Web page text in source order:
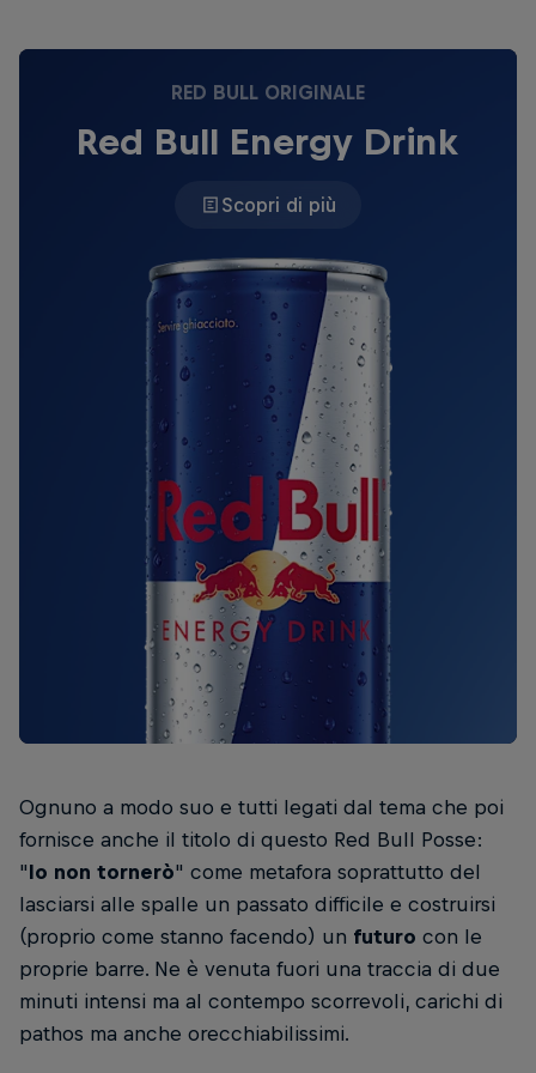
RED BULL ORIGINALE
Red Bull Energy Drink
Scopri di più
Ognuno a modo suo e tutti legati dal tema che poi
fornisce anche il titolo di questo Red Bull Posse:
"Io non tornerò" come metafora soprattutto del
lasciarsi alle spalle un passato difficile e costruirsi
(proprio come stanno facendo) un futuro con le
proprie barre. Ne è venuta fuori una traccia di due
minuti intensi ma al contempo scorrevoli, carichi di
pathos ma anche orecchiabilissimi.